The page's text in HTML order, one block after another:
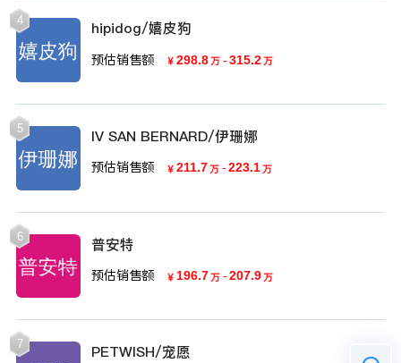
4 hipidog/嬉皮狗
预估销售额 ￥ 298.8万 - 315.2万
5 IV SAN BERNARD/伊珊娜
预估销售额 ￥ 211.7万 - 223.1万
6 普安特
预估销售额 ￥ 196.7万 - 207.9万
7 PETWISH/宠愿